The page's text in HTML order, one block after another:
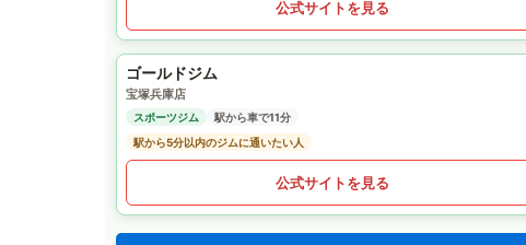
公式サイトを見る
ゴールドジム
宝塚兵庫店
スポーツジム
駅から車で11分
駅から5分以内のジムに通いたい人
公式サイトを見る